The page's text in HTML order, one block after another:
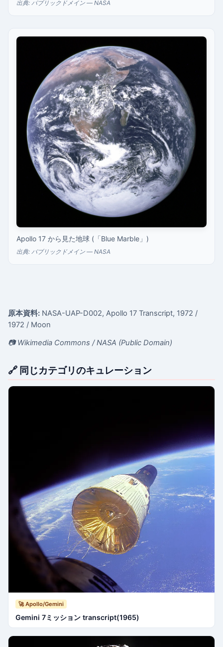
出典: パブリックドメイン — NASA
Apollo 17 から見た地球 (「Blue Marble」)
出典: パブリックドメイン — NASA
原本資料: NASA-UAP-D002, Apollo 17 Transcript, 1972 /
1972 / Moon
📷 Wikimedia Commons / NASA (Public Domain)
🔗 同じカテゴリのキュレーション
🚀 Apollo/Gemini
Gemini 7ミッション transcript(1965)